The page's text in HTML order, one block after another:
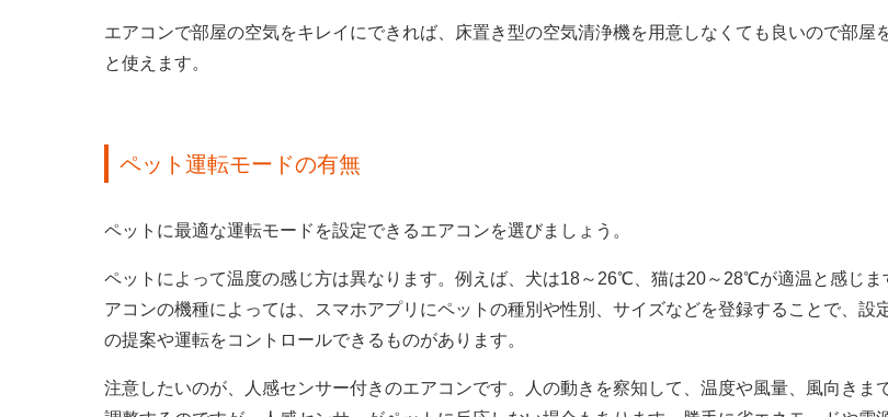
エアコンで部屋の空気をキレイにできれば、床置き型の空気清浄機を用意しなくても良いので部屋
と使えます。
ペット運転モードの有無
ペットに最適な運転モードを設定できるエアコンを選びましょう。
ペットによって温度の感じ方は異なります。例えば、犬は18～26℃、猫は20～28℃が適温と感じま
アコンの機種によっては、スマホアプリにペットの種別や性別、サイズなどを登録することで、設
の提案や運転をコントロールできるものがあります。
注意したいのが、人感センサー付きのエアコンです。人の動きを察知して、温度や風量、風向きま